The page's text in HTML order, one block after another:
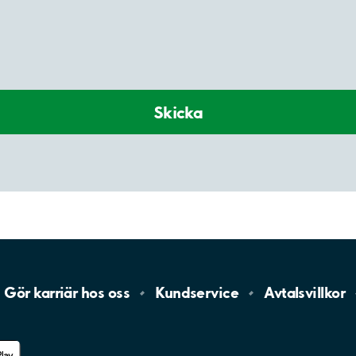
Skicka
Gör karriär hos oss Kundservice Avtalsvillkor